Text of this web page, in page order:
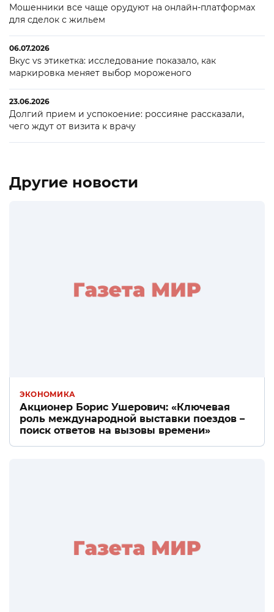
Мошенники все чаще орудуют на онлайн-платформах
для сделок с жильем
06.07.2026
Вкус vs этикетка: исследование показало, как
маркировка меняет выбор мороженого
23.06.2026
Долгий прием и успокоение: россияне рассказали,
чего ждут от визита к врачу
Другие новости
ЭКОНОМИКА
Акционер Борис Ушерович: «Ключевая
роль международной выставки поездов –
поиск ответов на вызовы времени»